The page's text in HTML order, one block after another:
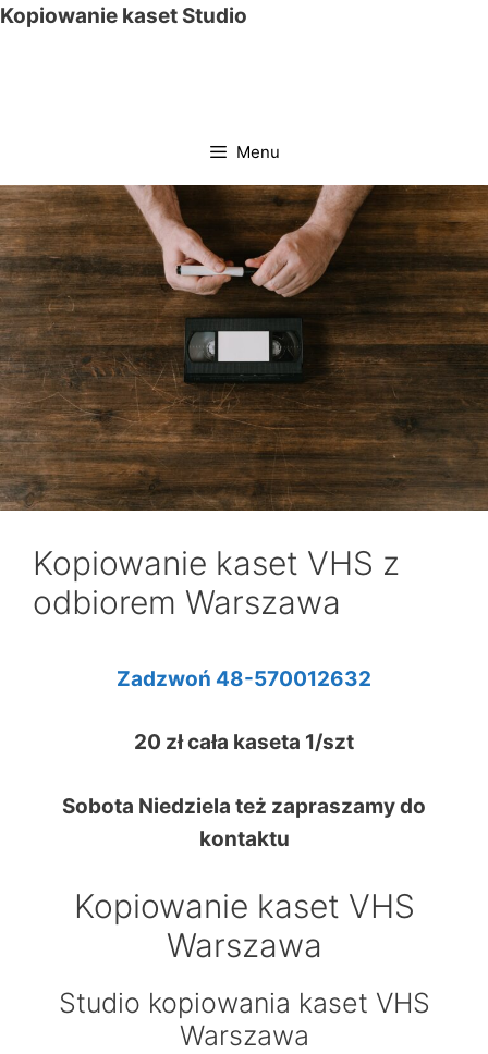
Kopiowanie kaset Studio
Menu
Kopiowanie kaset VHS z
odbiorem Warszawa
Zadzwoń 48-570012632
20 zł cała kaseta 1/szt
Sobota Niedziela też zapraszamy do
kontaktu
Kopiowanie kaset VHS
Warszawa
Studio kopiowania kaset VHS
Warszawa